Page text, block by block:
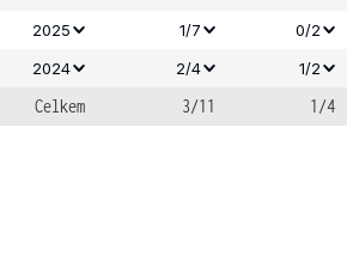
2025 1/7 0/2
2024
2/4 1/2
Celkem 3/11 1/4